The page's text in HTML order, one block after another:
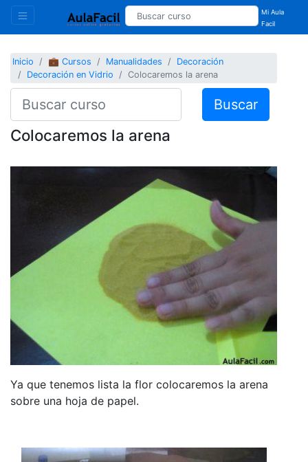
Mi Aula
Facil
Inicio 💼 Cursos Manualidades
Decoración
Decoración en Vidrio
Colocaremos la arena
Buscar
Colocaremos la arena
Ya que tenemos lista la flor colocaremos la arena
sobre una hoja de papel.